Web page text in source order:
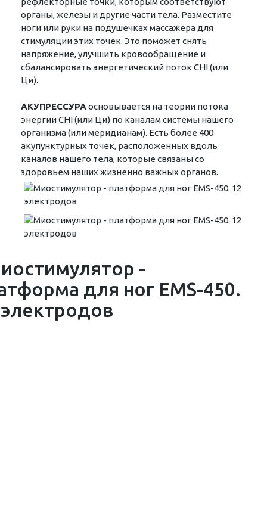
органы, железы и другие части тела. Разместите
ноги или руки на подушечках массажера для
стимуляции этих точек. Это поможет снять
напряжение, улучшить кровообращение и
сбалансировать энергетический поток CHI (или
Ци).
АКУПРЕССУРАосновывается на теории потока
энергии CHI (или Ци) по каналам системы нашего
организма (или меридианам). Есть более 400
акупунктурных точек, расположенных вдоль
каналов нашего тела, которые связаны со
здоровьем наших жизненно важных органов.